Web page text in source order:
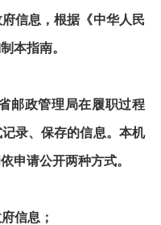
信息，根据《中华人民
本指南。
邮政管理局在履职过程
录、保存的信息。本机
申请公开两种方式。
信息；